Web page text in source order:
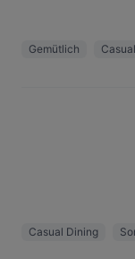
Gemütlich
Casual Dining